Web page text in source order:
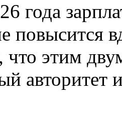
года
повысится
что этим